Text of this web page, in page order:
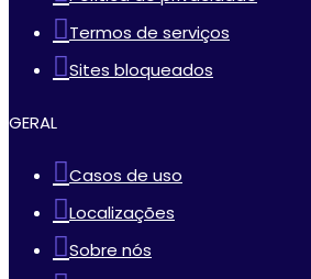
Termos de serviços
Sites bloqueados
GERAL
Casos de uso
Localizações
Sobre nós